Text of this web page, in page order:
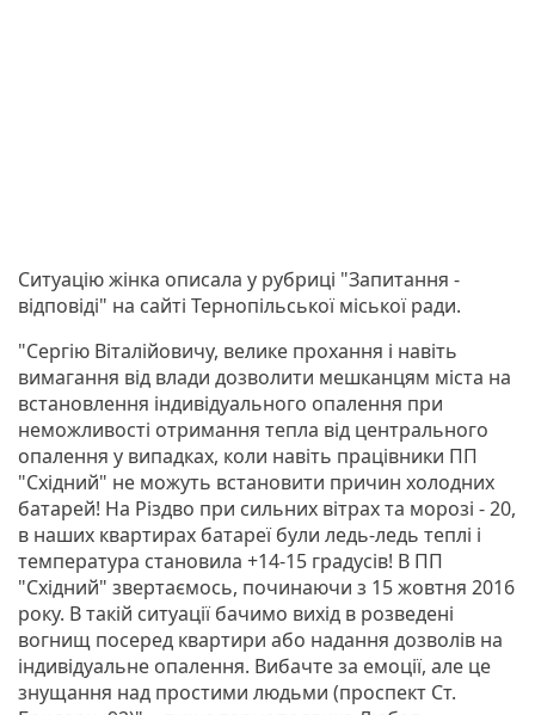
Ситуацію жінка описала у рубриці "Запитання -
відповіді" на сайті Тернопільської міської ради.
"Сергію Віталійовичу, велике прохання і навіть
вимагання від влади дозволити мешканцям міста на
встановлення індивідуального опалення при
неможливості отримання тепла від центрального
опалення у випадках, коли навіть працівники ПП
"Східний" не можуть встановити причин холодних
батарей! На Різдво при сильних вітрах та морозі - 20,
в наших квартирах батареї були ледь-ледь теплі і
температура становила +14-15 градусів! В ПП
"Східний" звертаємось, починаючи з 15 жовтня 2016
року. В такій ситуації бачимо вихід в розведені
вогнищ посеред квартири або надання дозволів на
індивідуальне опалення. Вибачте за емоції, але це
знущання над простими людьми (проспект Ст.